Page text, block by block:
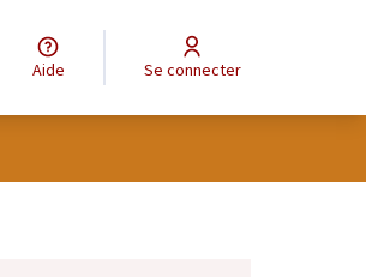
Aide Se connecter